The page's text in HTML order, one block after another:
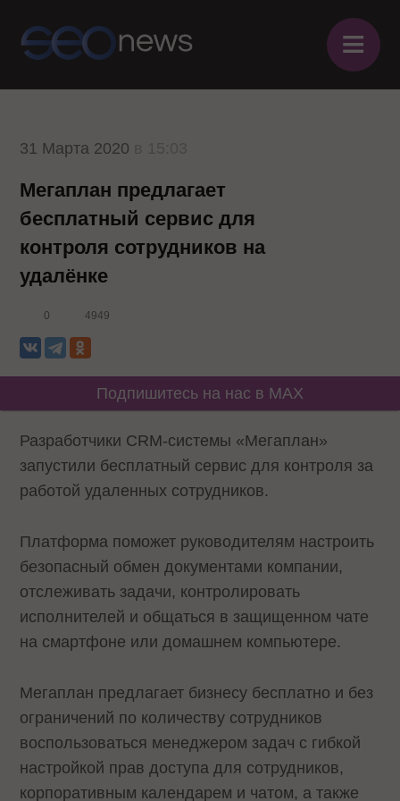
≡
31 Марта 2020
Мегаплан предлагает
бесплатный сервис для
контроля сотрудников на
удалёнке
0 4949
Подпишитесь на нас в MAX
Разработчики CRM-системы «Мегаплан»
запустили бесплатный сервис для контроля за
работой удаленных сотрудников.
Платформа поможет руководителям настроить
безопасный обмен документами компании,
отслеживать задачи, контролировать
исполнителей и общаться в защищенном чате
на смартфоне или домашнем компьютере.
Мегаплан предлагает бизнесу бесплатно и без
ограничений по количеству сотрудников
воспользоваться менеджером задач с гибкой
настройкой прав доступа для сотрудников,
корпоративным календарем и чатом, а также